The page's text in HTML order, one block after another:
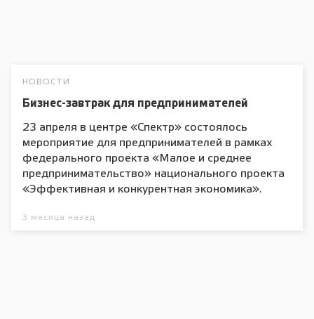
НОВОСТИ
Бизнес-завтрак для предпринимателей
23 апреля в центре «Спектр» состоялось
мероприятие для предпринимателей в рамках
федерального проекта «Малое и среднее
предпринимательство» национального проекта
«Эффективная и конкурентная экономика».
3 месяца назад